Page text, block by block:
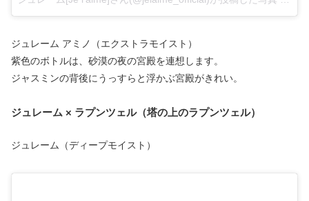
ジュレーム アミノ（エクストラモイスト）
紫色のボトルは、砂漠の夜の宮殿を連想します。
ジャスミンの背後にうっすらと浮かぶ宮殿がきれい。
ジュレーム × ラプンツェル（塔の上のラプンツェル）
ジュレーム（ディープモイスト）